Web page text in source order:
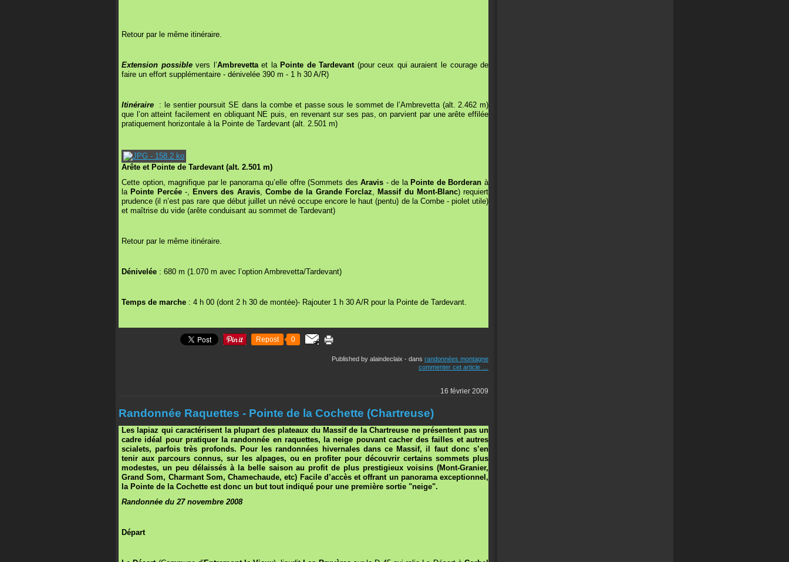
Retour par le même itinéraire.
Extension possiblevers l’Ambrevettaet la Pointe de Tardevant(pour ceux qui auraient le courage de
faire un effort supplémentaire - dénivelée 390 m - 1 h 30 A/R)
Itinéraire : le sentier poursuit SE dans la combe et passe sous le sommet de l’Ambrevetta (alt. 2.462 m)
que l’on atteint facilement en obliquant NE puis, en revenant sur ses pas, on parvient par une arête effilée
pratiquement horizontale à la Pointe de Tardevant (alt. 2.501 m)
Arête et Pointe de Tardevant (alt. 2.501 m)
Cette option, magnifique par le panorama qu’elle offre (Sommets desAravis - de la Pointe de Borderan à
la Pointe Percée-, Envers des Aravis, Combe de la Grande Forclaz, Massif du Mont-Blanc) requiert
prudence (il n’est pas rare que début juillet un névé occupe encore le haut (pentu) de la Combe - piolet utile)
et maîtrise du vide (arête conduisant au sommet de Tardevant)
Retour par le même itinéraire.
Dénivelée : 680 m (1.070 m avec l’option Ambrevetta/Tardevant)
Temps de marche : 4 h 00 (dont 2 h 30 de montée)- Rajouter 1 h 30 A/R pour la Pointe de Tardevant.
Repost 0
Published by alaindeclaix - dans randonnées montagne
commenter cet article
16 février 2009
Randonnée Raquettes - Pointe de la Cochette (Chartreuse)
Les lapiaz qui caractérisent la plupart des plateaux du Massif de la Chartreuse ne présentent pas un
cadre idéal pour pratiquer la randonnée en raquettes, la neige pouvant cacher des failles et autres
scialets, parfois très profonds. Pour les randonnées hivernales dans ce Massif, il faut donc s’en
tenir aux parcours connus, sur les alpages, ou en profiter pour découvrir certains sommets plus
modestes, un peu délaissés à la belle saison au profit de plus prestigieux voisins (Mont-Granier,
Grand Som, Charmant Som, Chamechaude, etc) Facile d’accès et offrant un panorama exceptionnel,
la Pointe de la Cochette est donc un but tout indiqué pour une première sortie "neige".
Randonnée du 27 novembre 2008
Départ